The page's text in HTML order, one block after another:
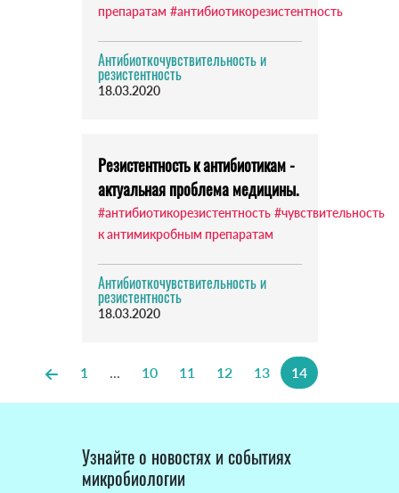
препаратам #антибиотикорезистентность
Антибиоткочувствительность и
резистентность
18.03.2020
Резистентность к антибиотикам -
актуальная проблема медицины.
#антибиотикорезистентность #чувствительность
к антимикробным препаратам
Антибиоткочувствительность и
резистентность
18.03.2020
1 ... 10 11 12 13 14
Узнайте о новостях и событиях
микробиологии